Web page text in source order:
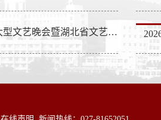
武昌理工学院师生作品《长江组歌》大型文艺晚会暨湖北省文艺精品扶持项目获得湖北省屈原文华奖特别奖